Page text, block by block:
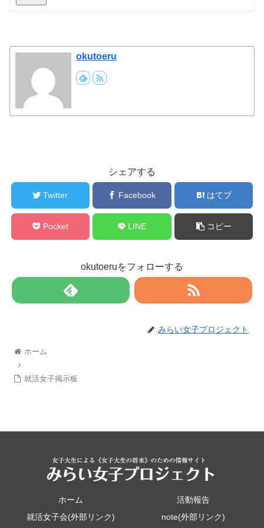
okutoeru
シェアする
Twitter Facebook はてブ
Pocket LINE コピー
okutoeruをフォローする
みらい女子プロジェクト
ホーム
就活女子掲示板
ホーム
活動報告
就活女子会(外部リンク)
note(外部リンク)